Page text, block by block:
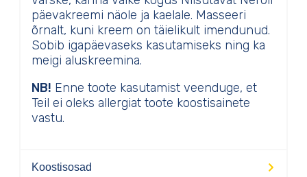
päevakreemi näole ja kaelale. Masseeri
õrnalt, kuni kreem on täielikult imendunud.
Sobib igapäevaseks kasutamiseks ning ka
meigi aluskreemina.
NB! Enne toote kasutamist veenduge, et
Teil ei oleks allergiat toote koostisainete
vastu.
Koostisosad